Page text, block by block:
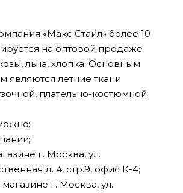
«Макс Стайл» более 10
на оптовой продаже
льна, хлопка. Основным
являются летние ткани
плательно-костюмной
г. Москва, ул.
д. 4, стр.9, офис К-4;
г. Москва, ул.